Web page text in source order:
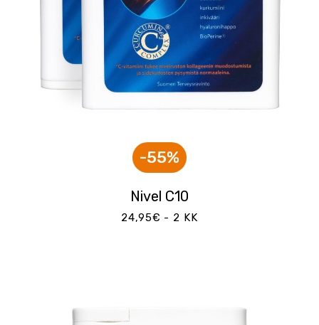
-55%
Nivel C10
24,95€ - 2 KK